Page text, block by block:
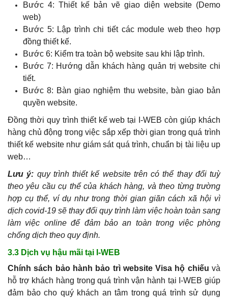
Bước 4: Thiết kế bản vẽ giao diện website (Demo
web)
Bước 5: Lập trình chi tiết các module web theo hợp
đồng thiết kế.
Bước 6: Kiểm tra toàn bộ website sau khi lập trình.
Bước 7: Hướng dẫn khách hàng quản trị website chi
tiết.
Bước 8: Bàn giao nghiệm thu website, bàn giao bản
quyền website.
Đồng thời quy trình thiết kế web tại I-WEB còn giúp khách
hàng chủ động trong việc sắp xếp thời gian trong quá trình
thiết kế website như giám sát quá trình, chuẩn bị tài liệu up
web…
Lưu ý: quy trình thiết kế website trên có thể thay đổi tuỳ
theo yêu cầu cụ thể của khách hàng, và theo từng trường
hợp cụ thể, ví dụ như trong thời gian giãn cách xã hội vì
dịch covid-19 sẽ thay đổi quy trình làm việc hoàn toàn sang
làm việc online để đảm bảo an toàn trong việc phòng
chống dịch theo quy định.
3.3 Dịch vụ hậu mãi tại I-WEB
Chính sách bảo hành bảo trì website Visa hộ chiếu và
hỗ trợ khách hàng trong quá trình vận hành tại I-WEB giúp
đảm bảo cho quý khách an tâm trong quá trình sử dụng